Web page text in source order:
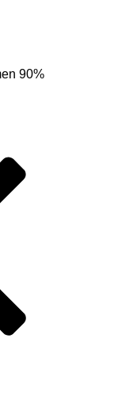
90%